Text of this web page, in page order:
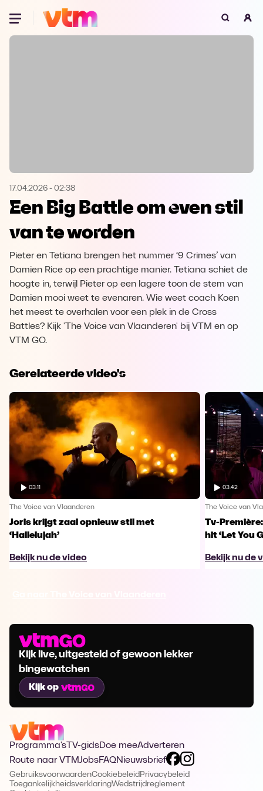
Oeps, browser niet ondersteund
Microsoft Edge Download
Opera
17.04.2026 - 02:38
Een Big Battle om even stil
van te worden
Pieter en Tetiana brengen het nummer ‘9 Crimes’ van
Damien Rice op een prachtige manier. Tetiana schiet de
hoogte in, terwijl Pieter op een lagere toon de stem van
Damien mooi weet te evenaren. Wie weet coach Koen
het meest te overhalen voor een plek in de Cross
Battles? Kijk 'The Voice van Vlaanderen' bij VTM en op
VTM GO.
Gerelateerde video's
03:11
The Voice van Vlaanderen
Joris krijgt zaal opnieuw stil met
‘Hallelujah’
Bekijk nu de video
03:42
The Voice van
Tv-
hit ‘Let You
Bekijk nu de
Kijk live, uitgesteld of gewoon lekker
bingewatchen
Kijk op
Programma's TV-gidsDoe meeAdverteren
Route naar VTMJobsFAQNieuwsbrief
GebruiksvoorwaardenCookiebeleid Privacybeleid
ToegankelijkheidsverklaringWedstrijdreglement